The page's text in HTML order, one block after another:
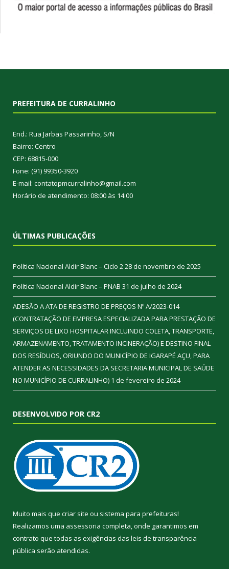
PREFEITURA DE CURRALINHO
End.: Rua Jarbas Passarinho, S/N
Bairro: Centro
CEP: 68815-000
Fone: (91) 99350-3920
E-mail: contatopmcurralinho@gmail.com
Horário de atendimento: 08:00 às 14:00
ÚLTIMAS PUBLICAÇÕES
Política Nacional Aldir Blanc – Ciclo 228 de novembro de 2025
Política Nacional Aldir Blanc – PNAB 31 de julho de 2024
ADESÃO A ATA DE REGISTRO DE PREÇOS Nº A/2023-014
(CONTRATAÇÃO DE EMPRESA ESPECIALIZADA PARA PRESTAÇÃO DE
SERVIÇOS DE LIXO HOSPITALAR INCLUINDO COLETA, TRANSPORTE,
ARMAZENAMENTO, TRATAMENTO INCINERAÇÃO) E DESTINO FINAL
DOS RESÍDUOS, ORIUNDO DO MUNICÍPIO DE IGARAPÉ AÇU, PARA
ATENDER AS NECESSIDADES DA SECRETARIA MUNICIPAL DE SAÚDE
NO MUNICÍPIO DE CURRALINHO) 1 de fevereiro de 2024
DESENVOLVIDO POR CR2
Muito mais que criar site ou sistema para prefeituras!
Realizamos uma assessoria completa, onde garantimos em
contrato que todas as exigências das leis de transparência
pública serão atendidas.